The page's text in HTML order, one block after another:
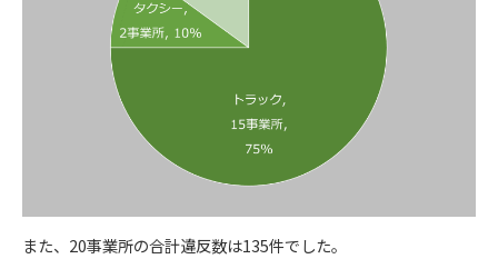
また、20事業所の合計違反数は135件でした。